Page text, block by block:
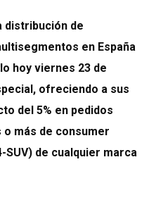
distribución de
en España
hoy viernes 23 de
ofreciendo a sus
del 5% en pedidos
más de consumer
de cualquier marca